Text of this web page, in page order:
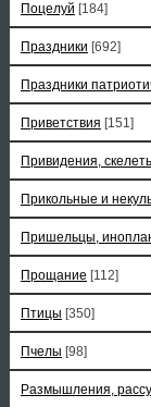
Поцелуй [184]
Праздники [692]
Праздники
Приветствия [151]
Привидения,
Прикольные и
Пришельцы,
Прощание [112]
Птицы [350]
Пчелы [98]
Размышления,